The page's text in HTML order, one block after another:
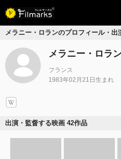
メラニー・ロランのプロフィール・出
メラニー・ロラ
フランス
1983年02月21日生まれ
出演・監督する映画 42作品